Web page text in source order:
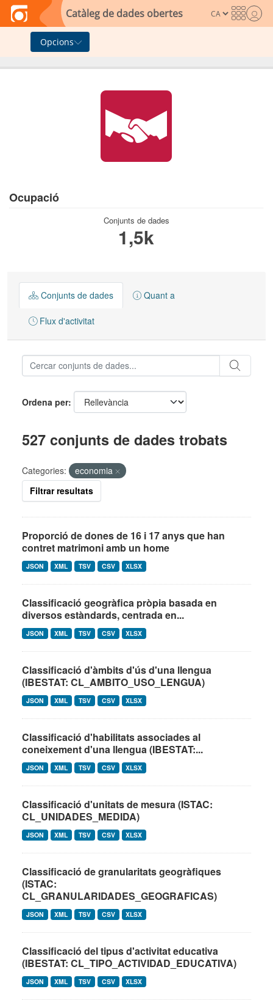
Skip to main content
Catàleg de dades obertes
Opcions
Ocupació
Conjunts de dades
1,5k
Conjunts de dades Quant a
Flux d'activitat
Ordena per
527 conjunts de dades trobats
Categories:
economia
Filtrar resultats
Proporció de dones de 16 i 17 anys que han
contret matrimoni amb un home
JSON XML TSV CSV XLSX
Classificació geogràfica pròpia basada en
diversos estàndards, centrada en...
JSON XML TSV CSV XLSX
Classificació d'àmbits d'ús d'una llengua
(IBESTAT: CL_AMBITO_USO_LENGUA)
JSON XML TSV CSV XLSX
Classificació d'habilitats associades al
coneixement d'una llengua (IBESTAT:...
JSON XML TSV CSV XLSX
Classificació d'unitats de mesura (ISTAC:
CL_UNIDADES_MEDIDA)
JSON XML TSV CSV XLSX
Classificació de granularitats geogràfiques
(ISTAC:
CL_GRANULARIDADES_GEOGRAFICAS)
JSON XML TSV CSV XLSX
Classificació del tipus d'activitat educativa
(IBESTAT: CL_TIPO_ACTIVIDAD_EDUCATIVA)
JSON XML TSV CSV XLSX